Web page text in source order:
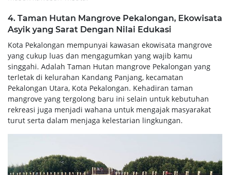
4. Taman Hutan Mangrove Pekalongan, Ekowisata
Asyik yang Sarat Dengan Nilai Edukasi
Kota Pekalongan mempunyai kawasan ekowisata mangrove
yang cukup luas dan mengagumkan yang wajib kamu
singgahi. Adalah Taman Hutan mangrove Pekalongan yang
terletak di kelurahan Kandang Panjang, kecamatan
Pekalongan Utara, Kota Pekalongan. Kehadiran taman
mangrove yang tergolong baru ini selain untuk kebutuhan
rekreasi juga menjadi wahana untuk mengajak masyarakat
turut serta dalam menjaga kelestarian lingkungan.